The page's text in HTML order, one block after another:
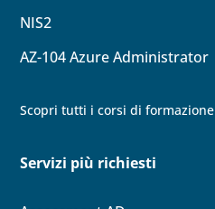
NIS2
AZ-104Azure Administrator
Scopri tutti i corsi di formazione
Servizi più richiesti